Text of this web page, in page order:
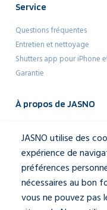
Service
Questions fréquentes
Entretien et nettoyage
Shutters app pour iPhone
Garantie
À propos de JASNO
Mediakit
À propos de JASNO
Notre équipe
Contactez-nous
JASNO utilise des
expérience de
préférences
nécessaires au bon
vous ne pouvez pas